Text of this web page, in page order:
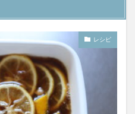
レシピ